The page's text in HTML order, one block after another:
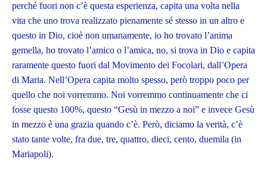
perché fuori non c’è questa esperienza, capita una volta nella
vita che uno trova realizzato pienamente sé stesso in un altro e
questo in Dio, cioè non umanamente, io ho trovato l’anima
gemella, ho trovato l’amico o l’amica, no, si trova in Dio e capita
raramente questo fuori dal Movimento dei Focolari, dall’Opera
di Maria. Nell’Opera capita molto spesso, però troppo poco per
quello che noi vorremmo. Noi vorremmo continuamente che ci
fosse questo 100%, questo “Gesù in mezzo a noi” e invece Gesù
in mezzo è una grazia quando c’è. Però, diciamo la verità, c’è
stato tante volte, fra due, tre, quattro, dieci, cento, duemila (in
Mariapoli).